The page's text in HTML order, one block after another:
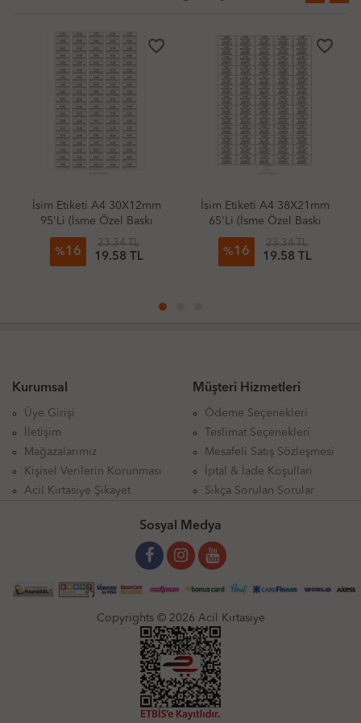
favorite_border
İsim Etiketi A4 38X21mm
65'Li (İsme Özel Baskı
Yapılır)
%16
23.34 TL
19.58 TL
favorite_border
TÜKENDİ
Beşiktaş Okul Etiketi 3'Lü
Paket
% 3
4.24 TL
4.11 TL
Kurumsal
Üye Girişi
İletişim
Mağazalarımız
Kişisel Verilerin Korunması
Acil Kırtasiye Şikayet
Müşteri Hizmetleri
Ödeme Seçenekleri
Teslimat Seçenekleri
Mesafeli Satış Sözleşmesi
İptal & İade Koşulları
Sıkça Sorulan Sorular
Sosyal Medya
Copyrights © 2026 Acil Kırtasiye